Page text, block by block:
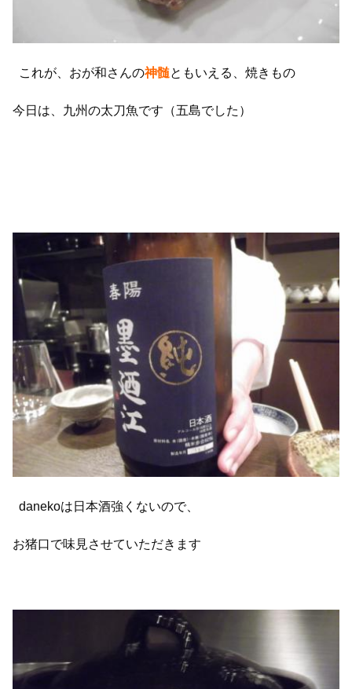
これが、おが和さんの神髄ともいえる、焼きもの
今日は、九州の太刀魚です（五島でした）
danekoは日本酒強くないので、
お猪口で味見させていただきます